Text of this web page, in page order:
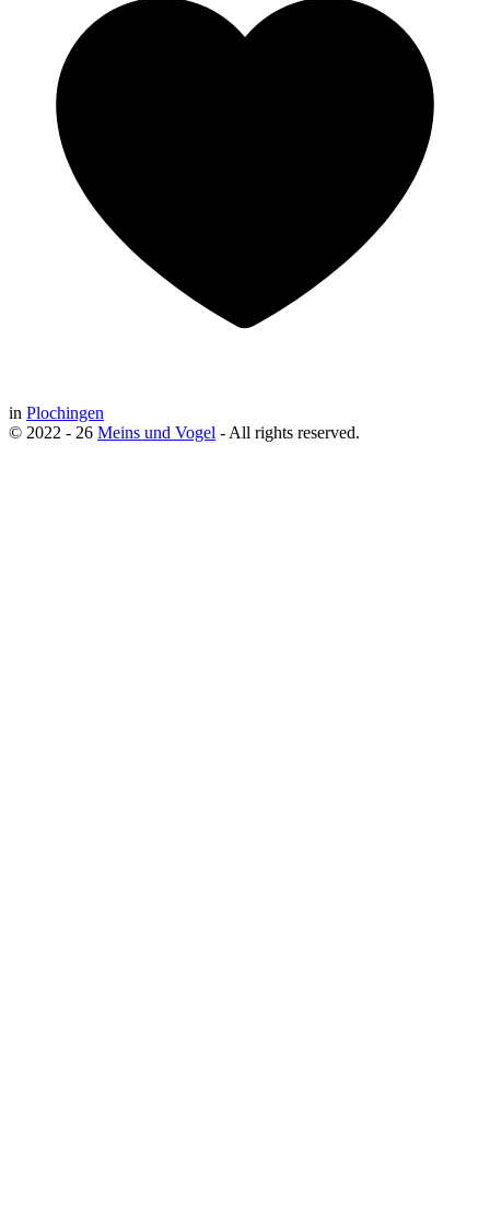
in Plochingen
© 2022 - 26 Meins und Vogel - All rights reserved.